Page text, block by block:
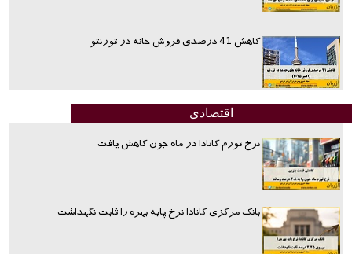
کاهش 41 درصدی فروش خانه در تورنتو
اقتصادی
نرخ تورم کانادا در ماه جون کاهش یافت
بانک مرکزی کانادا نرخ پایه بهره را ثابت نگهداشت